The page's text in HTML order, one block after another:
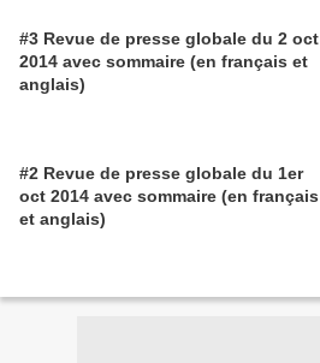
#3 Revue de presse globale du 2 oct
2014 avec sommaire (en français et
anglais)
#2 Revue de presse globale du 1er
oct 2014 avec sommaire (en français
et anglais)